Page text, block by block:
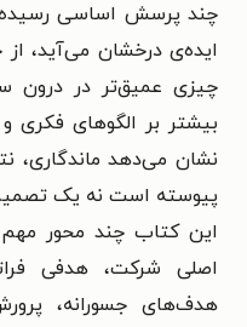
چند پرسش اساسی رسیده
ایده‌ی درخشان می‌آید، از
چیزی عمیق‌تر در درون
بیشتر بر الگوهای فکری
نشان می‌دهد ماندگاری،
پیوسته است نه یک
این کتاب چند محور مهم
اصلی شرکت، هدفی
هدف‌های جسورانه،